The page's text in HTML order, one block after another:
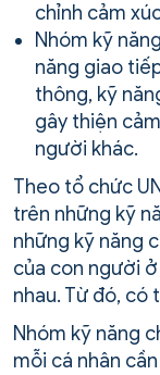
chỉnh cảm
Nhóm kỹ
năng giao
thông, kỹ
gây thiện
người khác.
Theo tổ chức
trên những kỹ
những kỹ năng
của con người
nhau. Từ đó, có
Nhóm kỹ năng
mỗi cá nhân